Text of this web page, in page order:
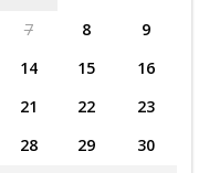
7 8
9
14 15
16
21 22
23
28 29
30